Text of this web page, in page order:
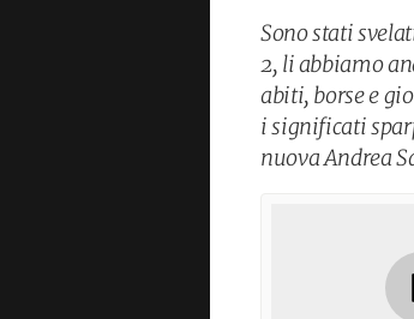
Sono stati
2, li abbiamo
abiti, borse e
i significati
nuova Andrea